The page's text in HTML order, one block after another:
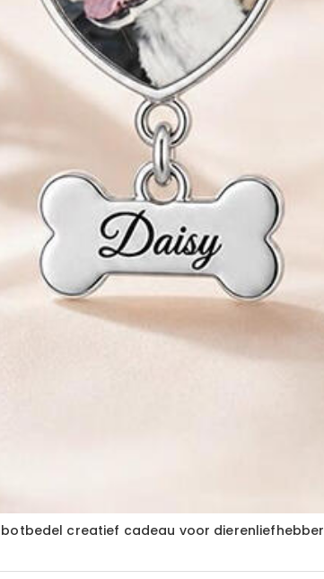
creatief cadeau voor dierenliefhebber